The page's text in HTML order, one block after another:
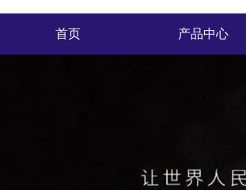
首页 产品中心